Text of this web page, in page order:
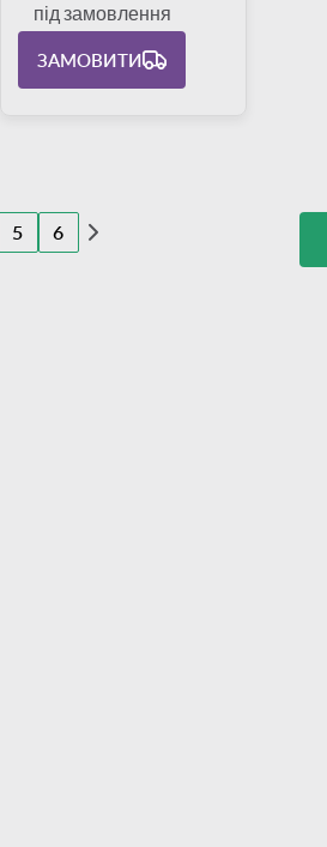
під замовлення
ЗАМОВИТИ
5 6